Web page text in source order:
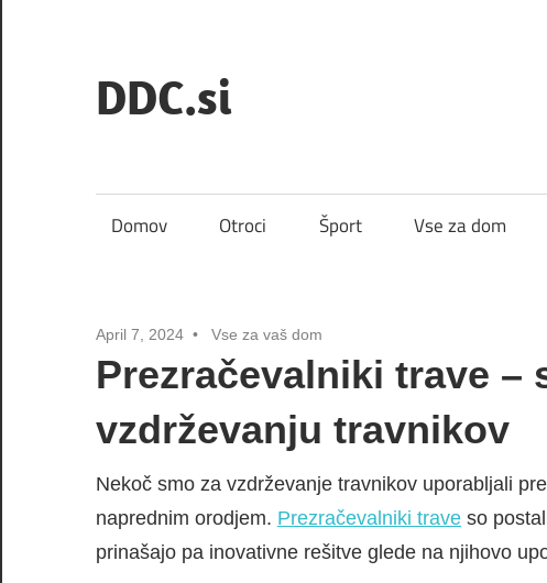
content
DDC.si
Domov Otroci Šport Vse za dom
April 7, 2024 Vse za vaš dom
Prezračevalniki trave –
vzdrževanju travnikov
Nekoč smo za vzdrževanje travnikov uporabljali
naprednim orodjem. Prezračevalniki trave so
prinašajo pa inovativne rešitve glede na njihovo